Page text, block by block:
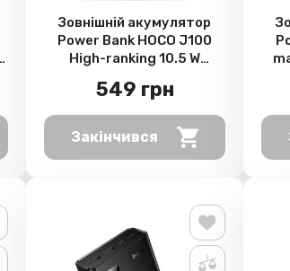
Зовнішній акумулятор
Power Bank HOCO J100
High-ranking 10.5 W
549 грн
Закінчився